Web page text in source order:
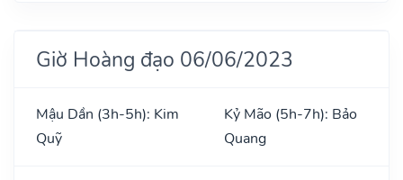
Giờ Hoàng đạo 06/06/2023
Mậu Dần (3h-5h): Kim
Quỹ
Kỷ Mão (5h-7h): Bảo
Quang